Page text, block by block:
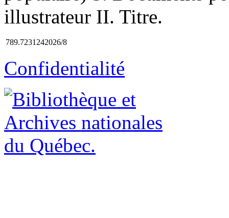
illustrateur II. Titre.
789.7231242026/8
Confidentialité